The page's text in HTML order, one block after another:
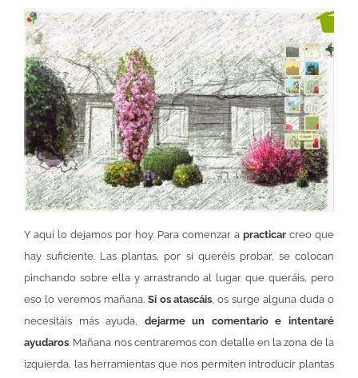
Y aquí lo dejamos por hoy. Para comenzar a practicar creo que
hay suficiente. Las plantas, por si queréis probar, se colocan
pinchando sobre ella y arrastrando al lugar que queráis, pero
eso lo veremos mañana. Si os atascáis , os surge alguna duda o
necesitáis más ayuda, dejarme un comentario e intentaré
ayudaros. Mañana nos centraremos con detalle en la zona de la
izquierda, las herramientas que nos permiten introducir plantas